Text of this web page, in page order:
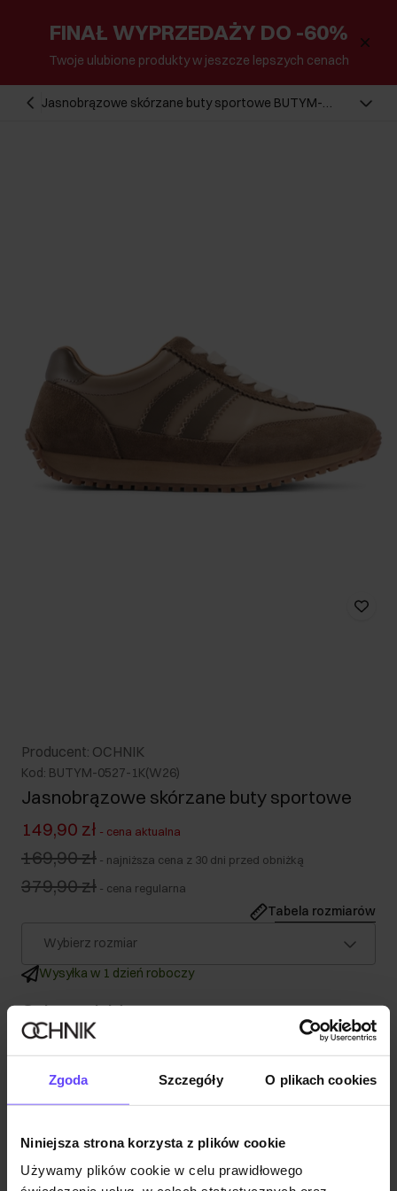
Zgoda Szczegóły O plikach cookies
Niniejsza strona korzysta z plików cookie
Używamy plików cookie w celu prawidłowego
FINAŁ WYPRZEDAŻY DO -60%
Twoje ulubione produkty w jeszcze lepszych cenach
Jasnobrązowe skórzane buty sportowe BUTYM-
Producent: OCHNIK
Kod: BUTYM-0527-1K(W26)
Jasnobrązowe skórzane buty sportowe
149,90 zł - cena aktualna
169,90 zł - najniższa cena z 30 dni przed obniżką
379,90 zł - cena regularna
Tabela rozmiarów
Wybierz rozmiar
Wysyłka w 1 dzień roboczy
Opis produktu
Opinie